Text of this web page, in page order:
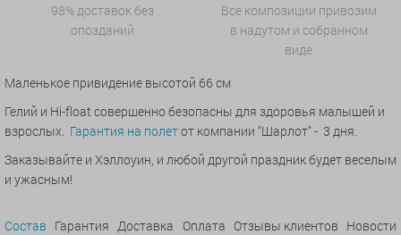
98% доставок без
опозданий
Все композиции привозим
в надутом и собранном
виде
Маленькое привидение высотой 66 см
Гелий и Hi-float совершенно безопасны для здоровья малышей и
взрослых. Гарантия на полетот компании "Шарлот" - 3 дня.
Заказывайте и Хэллоуин, и любой другой праздник будет веселым
и ужасным!
Состав Гарантия Доставка Оплата Отзывы клиентов Новости